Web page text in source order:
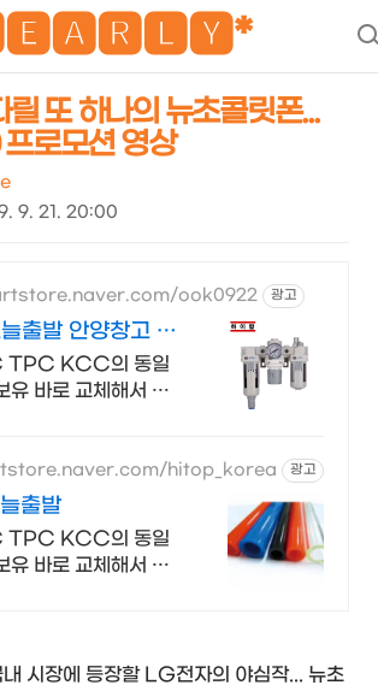
또 하나의 뉴초콜릿폰...
로모션 영상
9. 21. 20:00
ook0922 광고
출발 안양창고 오
TPC KCC의 동일
유 바로 교체해서 사
hitop_korea 광고
출발
TPC KCC의 동일
유 바로 교체해서 사
시장에 등장할 LG전자의 야심작... 뉴초